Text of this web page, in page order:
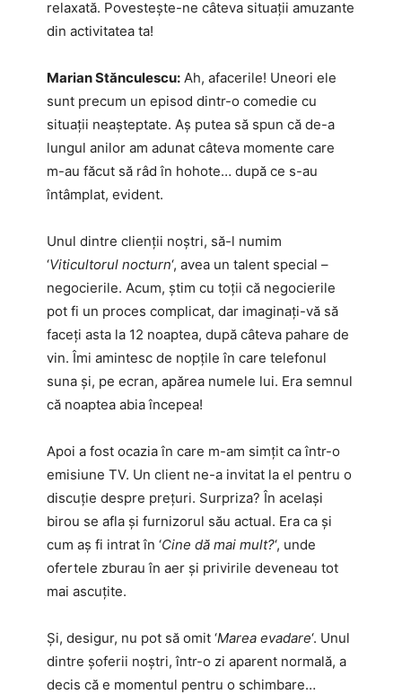
relaxată. Povestește-ne câteva situații amuzante
din activitatea ta!
Marian Stănculescu: Ah, afacerile! Uneori ele
sunt precum un episod dintr-o comedie cu
situații neașteptate. Aș putea să spun că de-a
lungul anilor am adunat câteva momente care
m-au făcut să râd în hohote… după ce s-au
întâmplat, evident.
Unul dintre clienții noștri, să-l numim
‘Viticultorul nocturn‘, avea un talent special –
negocierile. Acum, știm cu toții că negocierile
pot fi un proces complicat, dar imaginați-vă să
faceți asta la 12 noaptea, după câteva pahare de
vin. Îmi amintesc de nopțile în care telefonul
suna și, pe ecran, apărea numele lui. Era semnul
că noaptea abia începea!
Apoi a fost ocazia în care m-am simțit ca într-o
emisiune TV. Un client ne-a invitat la el pentru o
discuție despre prețuri. Surpriza? În același
birou se afla și furnizorul său actual. Era ca și
cum aș fi intrat în ‘Cine dă mai mult?‘, unde
ofertele zburau în aer și privirile deveneau tot
mai ascuțite.
Și, desigur, nu pot să omit ‘Marea evadare‘. Unul
dintre șoferii noștri, într-o zi aparent normală, a
decis că e momentul pentru o schimbare…